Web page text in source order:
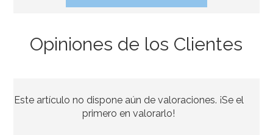
2,99€
Opiniones de los Clientes
Este artículo no dispone aún de valoraciones. ¡Se el
primero en valorarlo!